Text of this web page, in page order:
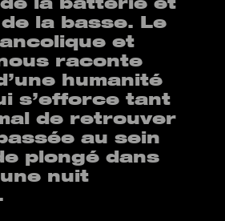
la basse. Le
et
raconte
humanité
s’efforce tant
de retrouver
au sein
plongé dans
nuit